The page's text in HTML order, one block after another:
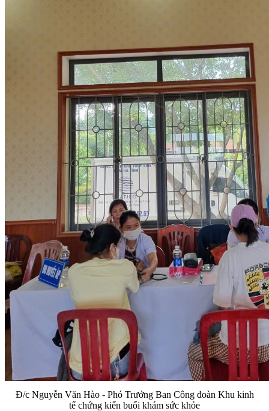
Đ/c Nguyễn Văn Hào - Phó Trưởng Ban Công đoàn Khu kinh
tế chứng kiến buổi khám sức khỏe